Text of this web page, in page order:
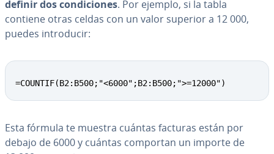
definir dos co­n­di­cio­nes. Por ejemplo, si la tabla
contiene otras celdas con un valor superior a 12 000,
puedes in­tro­du­cir:
=COUNTIF(B2:B500;"<6000";B2:B500;">=12000")
Esta fórmula te muestra cuántas facturas están por
debajo de 6000 y cuántas comportan un importe de